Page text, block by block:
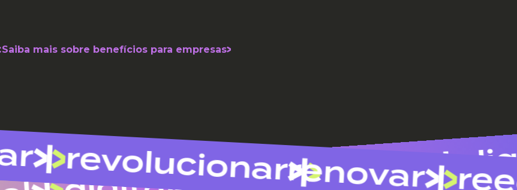
Saiba mais sobre benefícios para empresas
revolucionarrenovar
easy cool